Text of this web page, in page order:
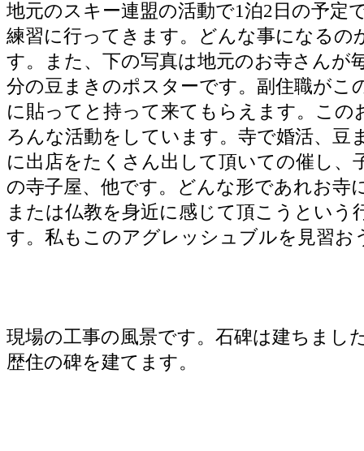
地元のスキー連盟の活動で1泊2日の予定
練習に行ってきます。どんな事になるの
す。また、下の写真は地元のお寺さんが
分の豆まきのポスターです。副住職がこ
に貼ってと持って来てもらえます。この
ろんな活動をしています。寺で婚活、豆
に出店をたくさん出して頂いての催し、
の寺子屋、他です。どんな形であれお寺
または仏教を身近に感じて頂こうという
す。私もこのアグレッシュブルを見習お
現場の工事の風景です。石碑は建ちまし
歴住の碑を建てます。